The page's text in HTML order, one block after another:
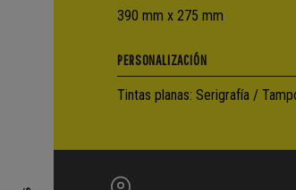
390 mm x 275 mm
PERSONALIZACIÓN
Tintas planas: Serigrafía /